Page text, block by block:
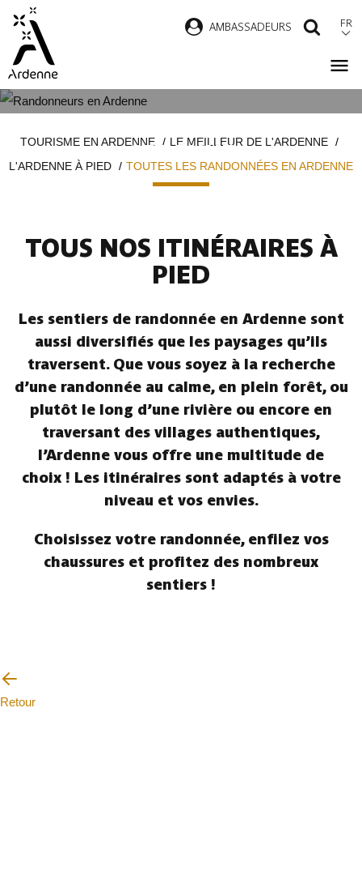
contenu
principal
AMBASSADEURS FR
ARDENNE
d'ArianeTOURISME EN ARDENNE
LE MEILLEUR DE L'ARDENNE
L'ARDENNE À PIED
TOUTES LES RANDONNÉES EN ARDENNE
TOUS NOS ITINÉRAIRES À
PIED
Les sentiers de randonnée en Ardenne sont
aussi diversifiés que les paysages qu’ils
traversent. Que vous soyez à la recherche
d’une randonnée au calme, en plein forêt, ou
plutôt le long d’une rivière ou encore en
traversant des villages authentiques,
l’Ardenne vous offre une multitude de
choix ! Les itinéraires sont adaptés à votre
niveau et vos envies.
Choisissez votre randonnée, enfilez vos
chaussures et profitez des nombreux
sentiers !
Retour